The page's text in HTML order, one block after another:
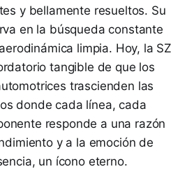
y bellamente resueltos. Su
en la búsqueda constante
limpia. Hoy, la SZ
tangible de que los
trascienden las
donde cada línea, cada
responde a una razón
y a la emoción de
un ícono eterno.